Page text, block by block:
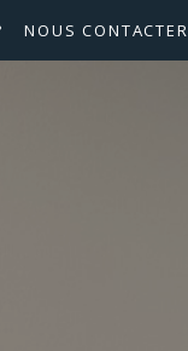
NOUS CONTACTER